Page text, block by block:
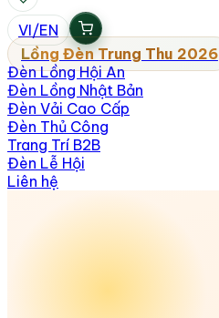
VI/EN
Lồng Đèn Trung Thu 2026
Đèn Lồng Hội An
Đèn Lồng Nhật Bản
Đèn Vải Cao Cấp
Đèn Thủ Công
Trang Trí B2B
Đèn Lễ Hội
Liên hệ